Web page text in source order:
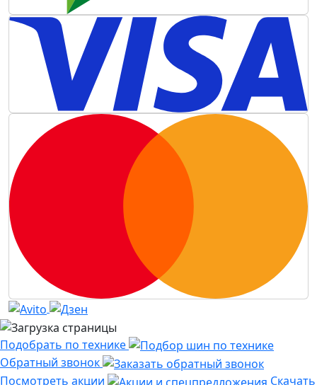
Подобрать по технике
Обратный звонок
Посмотреть акции
Скачать